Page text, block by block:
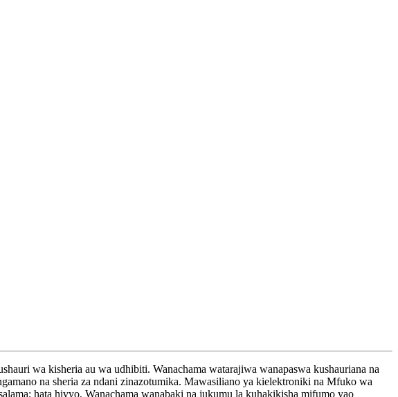
wa kisheria au wa udhibiti. Wanachama watarajiwa wanapaswa kushauriana na
na sheria za ndani zinazotumika. Mawasiliano ya kielektroniki na Mfuko wa
hata hivyo, Wanachama wanabaki na jukumu la kuhakikisha mifumo yao